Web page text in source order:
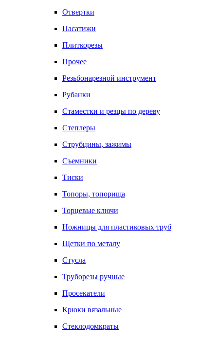
Отвертки
Пасатижи
Плиткорезы
Прочее
Резьбонарезной инструмент
Рубанки
Стаместки и резцы по дереву
Степлеры
Струбцины, зажимы
Съемники
Тиски
Топоры, топорища
Торцевые ключи
Ножницы для пластиковых труб
Щетки по металу
Стусла
Труборезы ручные
Просекатели
Крюки вязальные
Стеклодомкраты